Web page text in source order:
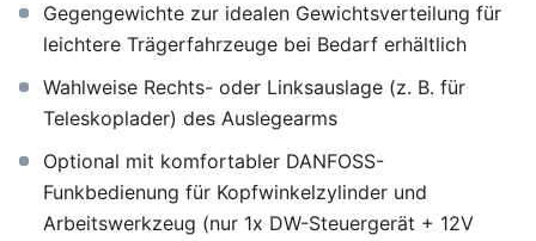
Gegengewichte zur idealen Gewichtsverteilung für
leichtere Trägerfahrzeuge bei Bedarf erhältlich
Wahlweise Rechts- oder Linksauslage (z. B. für
Teleskoplader) des Auslegearms
Optional mit komfortabler DANFOSS-
Funkbedienung für Kopfwinkelzylinder und
Arbeitswerkzeug (nur 1x DW-Steuergerät + 12V